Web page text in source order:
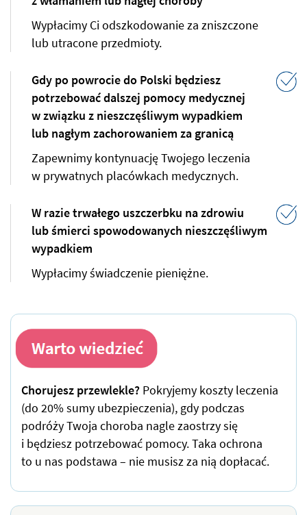
Wypłacimy Ci odszkodowanie za zniszczone
lub utracone przedmioty.
Gdy po powrocie do Polski będziesz
potrzebować dalszej pomocy medycznej
w związku z nieszczęśliwym wypadkiem
lub nagłym zachorowaniem za granicą
Zapewnimy kontynuację Twojego leczenia
w prywatnych placówkach medycznych.
W razie trwałego uszczerbku na zdrowiu
lub śmierci spowodowanych nieszczęśliwym
wypadkiem
Wypłacimy świadczenie pieniężne.
Chorujesz przewlekle? Pokryjemy koszty leczenia
(do 20% sumy ubezpieczenia), gdy podczas
podróży Twoja choroba nagle zaostrzy się
i będziesz potrzebować pomocy. Taka ochrona
to u nas podstawa – nie musisz za nią dopłacać.